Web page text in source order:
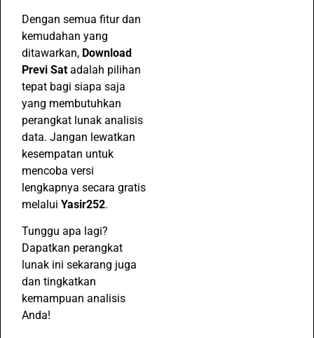
Dengan semua fitur dan
kemudahan yang
ditawarkan, Download
Previ Sat adalah pilihan
tepat bagi siapa saja
yang membutuhkan
perangkat lunak analisis
data. Jangan lewatkan
kesempatan untuk
mencoba versi
lengkapnya secara gratis
melalui Yasir252.
Tunggu apa lagi?
Dapatkan perangkat
lunak ini sekarang juga
dan tingkatkan
kemampuan analisis
Anda!